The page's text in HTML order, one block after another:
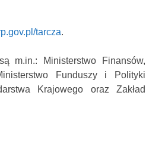
tarcza.
m.in.: Ministerstwo Finansów,
Funduszy i Polityki
Krajowego oraz Zakład